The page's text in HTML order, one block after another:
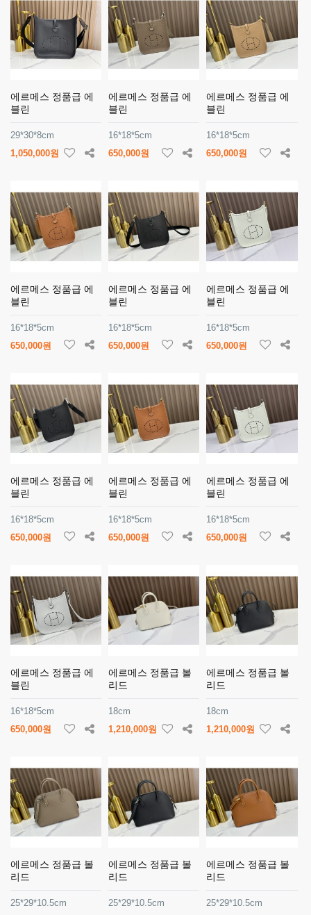
에르메스 정품급 에
블린
29*30*8cm
1,050,000원
에르메스 정품급 에
블린
16*18*5cm
650,000원
에르메스 정품급 에
블린
16*18*5cm
650,000원
에르메스 정품급 에
블린
16*18*5cm
650,000원
에르메스 정품급 에
블린
16*18*5cm
650,000원
에르메스 정품급 에
블린
16*18*5cm
650,000원
에르메스 정품급 에
블린
16*18*5cm
650,000원
에르메스 정품급 에
블린
16*18*5cm
650,000원
에르메스 정품급 에
블린
16*18*5cm
650,000원
에르메스 정품급 에
블린
16*18*5cm
650,000원
에르메스 정품급 볼
리드
18cm
1,210,000원
에르메스 정품급 볼
리드
18cm
1,210,000원
에르메스 정품급 볼
리드
25*29*10.5cm
에르메스 정품급 볼
리드
25*29*10.5cm
에르메스 정품급 볼
리드
25*29*10.5cm